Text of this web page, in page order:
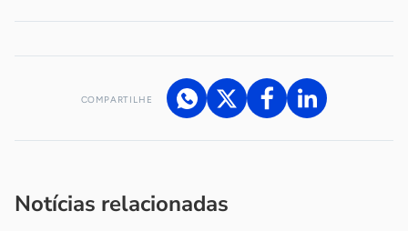
COMPARTILHE
Notícias relacionadas